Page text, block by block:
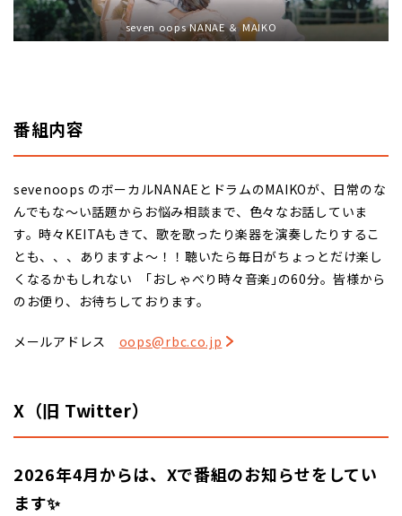
seven oops NANAE ＆ MAIKO
番組内容
sevenoops のボーカルNANAEとドラムのMAIKOが、日常のな
んでもな～い話題からお悩み相談まで、色々なお話していま
す。時々KEITAもきて、歌を歌ったり楽器を演奏したりするこ
とも、、、ありますよ～！！聴いたら毎日がちょっとだけ楽し
くなるかもしれない ｢おしゃべり時々音楽｣の60分。皆様から
のお便り、お待ちしております。
メールアドレス oops@rbc.co.jp
X（旧 Twitter）
2026年4月からは、Xで番組のお知らせをしてい
ます✨